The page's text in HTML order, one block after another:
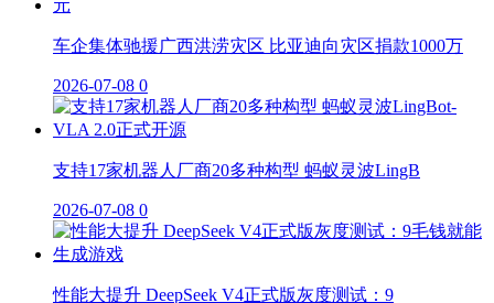
车企集体驰援广西洪涝灾区 比亚迪向灾区捐款1000万
2026-07-08 0
支持17家机器人厂商20多种构型 蚂蚁灵波LingB
2026-07-08 0
性能大提升 DeepSeek V4正式版灰度测试：9